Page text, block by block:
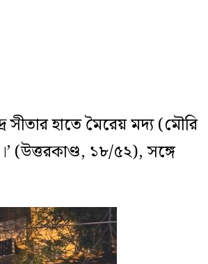
সীতার হাতে মৈরেয় মদ্য (মৌরি
(উত্তরকাণ্ড, ১৮/৫২), সঙ্গে